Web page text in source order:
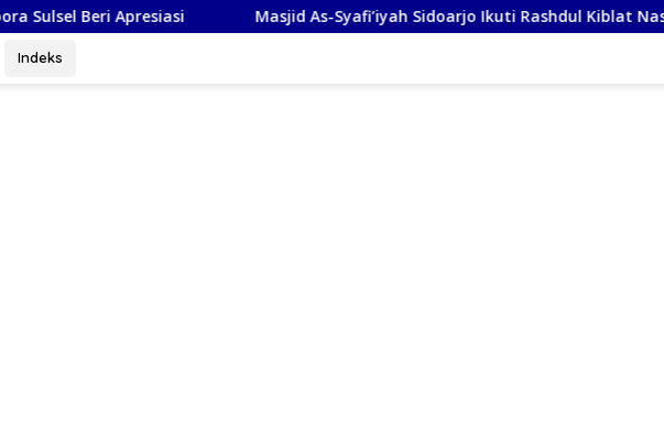
Masjid As-Syafi’iyah Sidoarjo Ikuti Rashdul Kiblat Nasional,
Indeks